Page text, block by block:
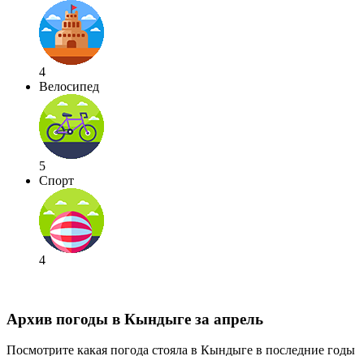
4
Велосипед
5
Спорт
4
Архив погоды в Кындыге за апрель
Посмотрите какая погода стояла в Кындыге в последние годы